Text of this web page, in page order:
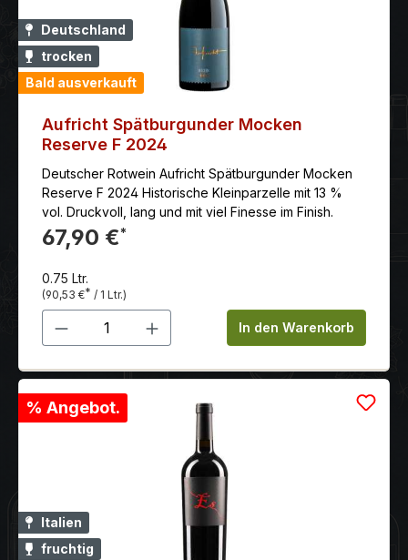
Deutschland
trocken
Bald ausverkauft
Aufricht Spätburgunder Mocken
Reserve F 2024
Deutscher Rotwein Aufricht Spätburgunder Mocken
Reserve F 2024 Historische Kleinparzelle mit 13 %
vol. Druckvoll, lang und mit viel Finesse im Finish.
67,90 €*
0.75 Ltr.
(90,53 €* / 1 Ltr.)
Produkt Anzahl: Gib denIn den Warenkorb
% Angebot.
Italien
fruchtig